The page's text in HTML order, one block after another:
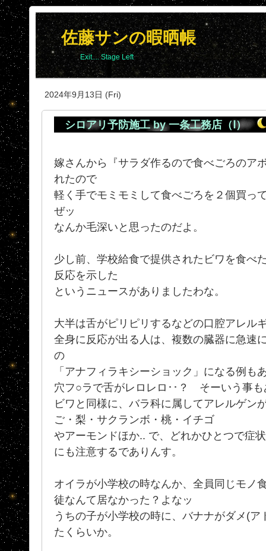
佐藤サンの暇晒帳
Exit.... Stage Left
2024年9月13日 (Fri)
シロアリ予防施工 by 一条工務店（Ⅰ）
嫁さんから『サラダ作るので食べごろのア
れたので
軽く手でモミモミして食べごろを２個買
ぜッ
なんか毛深いと思ったのだよ。
少し前、学校給食で提供されたビワを食べ
反応を示した
というニュースがありましたわな。
大半は舌がピリピリするなどの口腔アレル
全身に反応が出る人は、複数の臓器に急速
の
「アナフィラキシーショック」になる例も
穴フ○ラで舌がレロレロ･･？ そーいう事も
ビワと同様に、バラ科に属してアレルゲン
ご・梨・サクランボ・桃・イチゴ
やアーモンドほか.. で、どれかひとつで症
にも注意するでありんす。
オイラが小学校の時なんか、全員同じモノ
徒なんて居なかった？よなッ
うちの子が小学校の時に、バナナがダメ(
たくらいか。